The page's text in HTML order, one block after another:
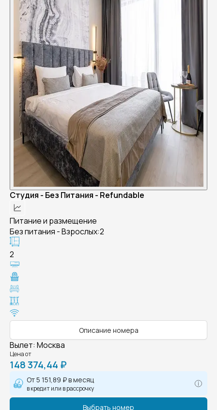
Студия - Без Питания - Refundable
Питание и размещение
Без питания - Взрослых:2
2
Описание номера
Вылет: Москва
Цена от
148 374,44 ₽
От5 151,89 ₽в месяц
в кредит или в рассрочку
Выбрать номер